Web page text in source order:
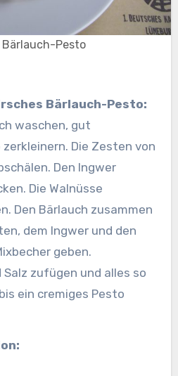
Bärlauch-Pesto
Bärlauch-Pesto:
waschen, gut
Die Zesten von
Den Ingwer
Die Walnüsse
Den Bärlauch zusammen
dem Ingwer und den
geben.
zufügen und alles so
ein cremiges Pesto